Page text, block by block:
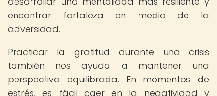
encontrar fortaleza en medio de la
adversidad.
Practicar la gratitud durante una crisis
también nos ayuda a mantener una
perspectiva equilibrada. En momentos de
estrés, es fácil caer en la negatividad y